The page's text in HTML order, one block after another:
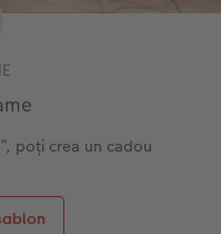
poți crea un cadou